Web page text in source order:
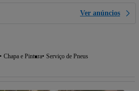
Ver anúncios
Chapa e Pintura Serviço de Pneus